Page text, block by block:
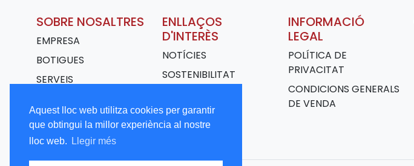
Aquest lloc web utilitza cookies per garantir
que obtingui la millor experiència al nostre
lloc web.
Llegir més
SOBRE NOSALTRES
EMPRESA
BOTIGUES
SERVEIS
TREBALLA AMB
NOSALTRES
ENLLAÇOS
D'INTERÈS
NOTÍCIES
SOSTENIBILITAT
INFORMACIÓ
LEGAL
POLÍTICA DE
PRIVACITAT
CONDICIONS GENERALS
DE VENDA